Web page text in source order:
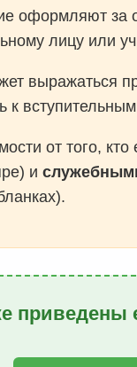
оформляют за
лицу или
выражаться
к
от того,
и
приведены